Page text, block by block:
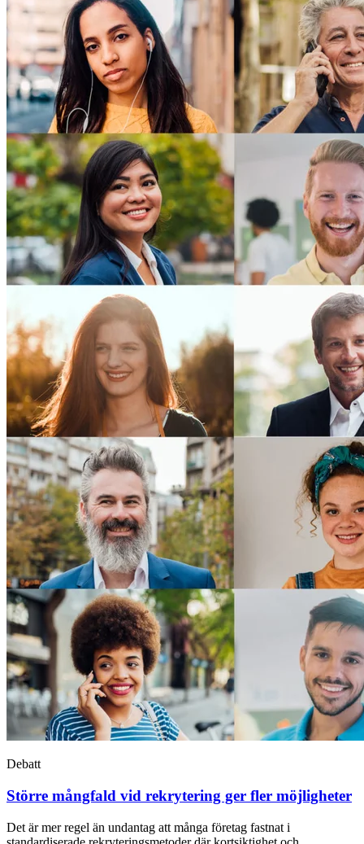
Debatt
Större mångfald vid rekrytering ger fler möjligheter
Det är mer regel än undantag att många företag fastnat i